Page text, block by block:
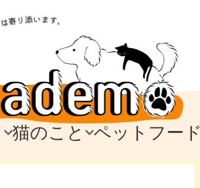
猫のこと ペットフード